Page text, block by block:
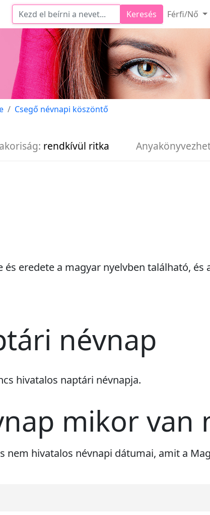
Keresés Férfi/Nő
Csegő névnapi köszöntő
rendkívül ritka
és eredete a magyar nyelvben található, és
névnap
hivatalos naptári névnapja.
mikor van
nem hivatalos névnapi dátumai, amit a